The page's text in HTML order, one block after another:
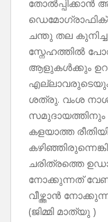
തോൽപ്പിക്കാൻ
ചന്തു തല
സ്നേഹത്തിൽ
ആളുകൾക്കും
ശത്രു. വംശ
സമുദായത്തിനും
കളയാത്ത
ചരിത്രത്തെ
നോക്കുന്നത്
വീഴ്ത്താൻ
(ജിമ്മി മാത്യു )